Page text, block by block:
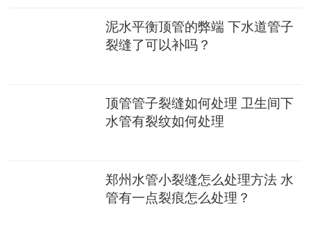
泥水平衡顶管的弊端 下水道管子
裂缝了可以补吗？
顶管管子裂缝如何处理 卫生间下
水管有裂纹如何处理
郑州水管小裂缝怎么处理方法 水
管有一点裂痕怎么处理？